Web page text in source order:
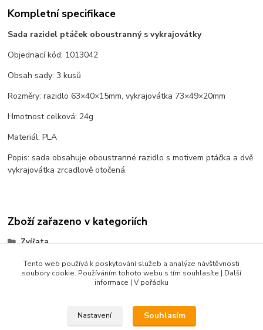
Kompletní specifikace
Sada razidel ptáček oboustranný s vykrajovátky
Objednací kód: 1013042
Obsah sady: 3 kusů
Rozměry: razidlo 63×40×15mm, vykrajovátka 73×49×20mm
Hmotnost celková: 24g
Materiál: PLA
Popis: sada obsahuje oboustranné razidlo s motivem ptáčka a dvě
vykrajovátka zrcadlově otočená.
Zboží zařazeno v kategoriích
Zvířata
Sady razidel
Produkty do 500 Kč
Tento web používá k poskytování služeb a analýze návštěvnosti
soubory cookie. Používáním tohoto webu s tím souhlasíte.| Další
informace | V pořádku
Nastavení Souhlasím